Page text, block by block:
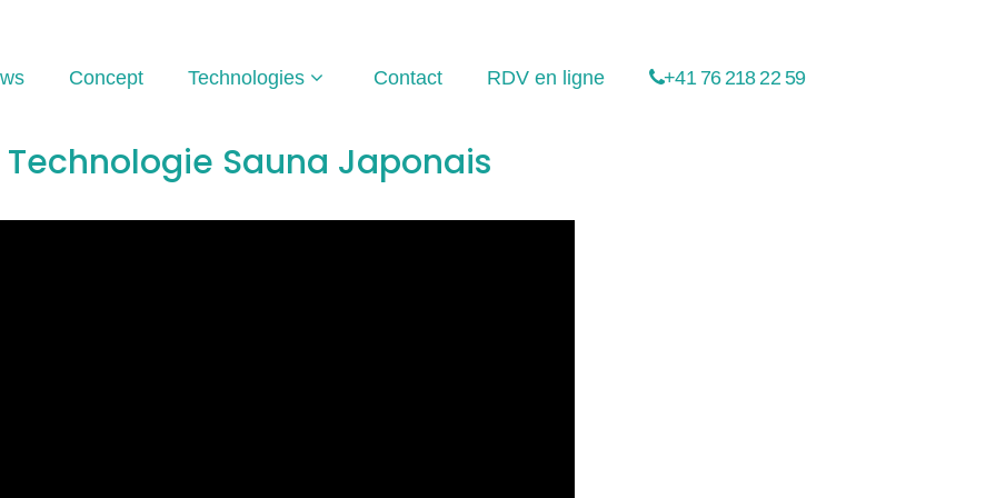
Concept Technologies Contact RDV en ligne +41 76 218 22 59
Technologie Sauna Japonais